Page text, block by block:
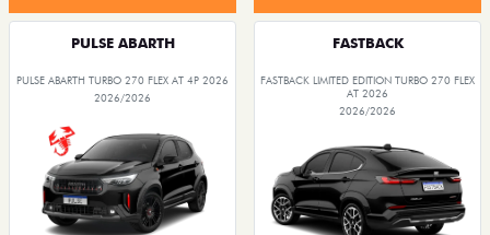
PULSE ABARTH
PULSE ABARTH TURBO 270 FLEX AT 4P 2026
2026/2026
FASTBACK
FASTBACK LIMITED EDITION TURBO 270 FLEX
AT 2026
2026/2026